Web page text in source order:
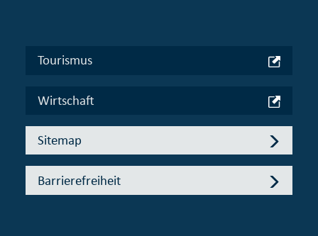
Tourismus
Wirtschaft
Sitemap
Barrierefreiheit